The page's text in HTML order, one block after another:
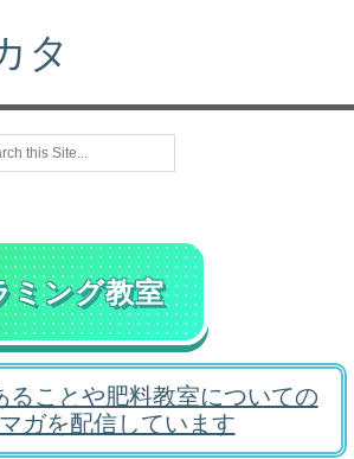
タ
ミング教室
ることや肥料教室についての
ガを配信しています